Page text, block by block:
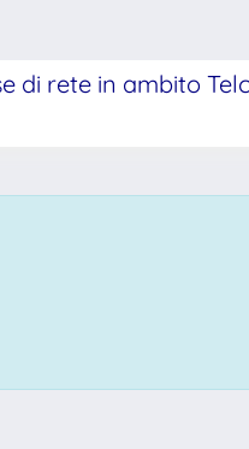
di rete in ambito